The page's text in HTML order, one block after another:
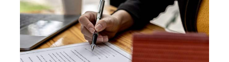
para
entender
su
importancia
y